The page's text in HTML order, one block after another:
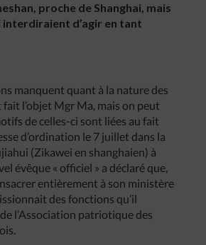
proche de Shanghai, mais
d’agir en tant
manquent quant à la nature des
l’objet Mgr Ma, mais on peut
de celles-ci sont liées au fait
d’ordination le 7 juillet dans la
(Zikawei en shanghaien) à
évêque « officiel » a déclaré que,
entièrement à son ministère
des fonctions qu’il
l’Association patriotique des